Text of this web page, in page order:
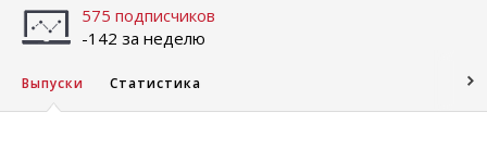
575 подписчиков
-142 за неделю
Выпуски Статистика